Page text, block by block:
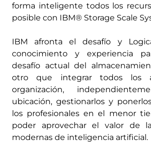
forma inteligente todos los
posible con IBM® Storage Scale
IBM afronta el desafío y
conocimiento y experiencia
desafío actual del
otro que integrar todos los
organización,
ubicación, gestionarlos y
los profesionales en el menor
poder aprovechar el valor de
modernas de inteligencia artificial.